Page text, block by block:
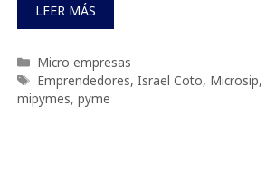
LEER MÁS
Categorías
Micro empresas
Etiquetas
Emprendedores, Israel Coto, Microsip,
mipymes, pyme